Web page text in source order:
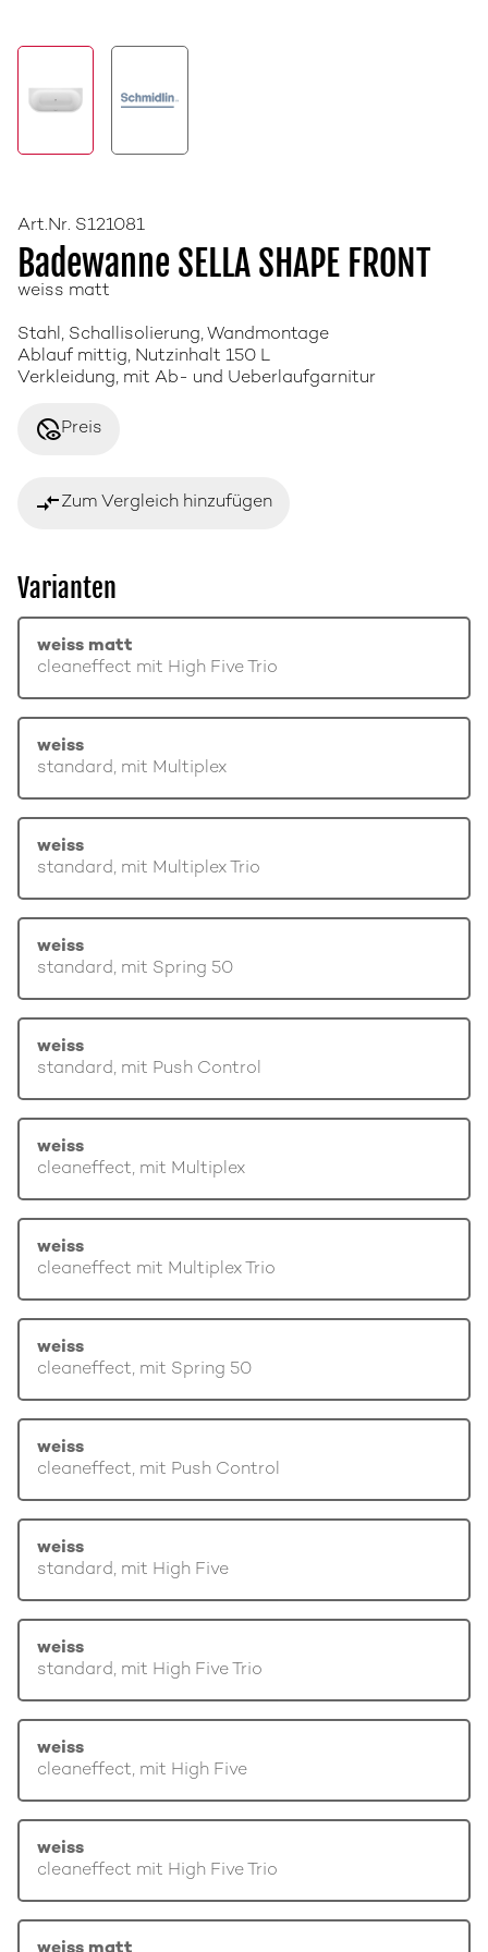
Art.Nr. S121081
Badewanne SELLA SHAPE FRONT
weiss matt
Stahl, Schallisolierung, Wandmontage
Ablauf mittig, Nutzinhalt 150 L
Verkleidung, mit Ab- und Ueberlaufgarnitur
disabled_visiblePreis
compare_arrowsZum Vergleich hinzufügen
Varianten
weiss matt
cleaneffect mit High Five Trio
weiss
standard, mit Multiplex
weiss
standard, mit Multiplex Trio
weiss
standard, mit Spring 50
weiss
standard, mit Push Control
weiss
cleaneffect, mit Multiplex
weiss
cleaneffect mit Multiplex Trio
weiss
cleaneffect, mit Spring 50
weiss
cleaneffect, mit Push Control
weiss
standard, mit High Five
weiss
standard, mit High Five Trio
weiss
cleaneffect, mit High Five
weiss
cleaneffect mit High Five Trio